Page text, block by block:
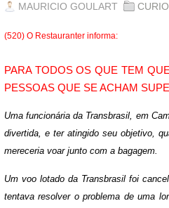
MAURICIO GOULART
(520) O Restauranter informa:
PARA TODOS OS QUE TEM
PESSOAS QUE SE ACHAM
Uma funcionária da Transbrasil, em
divertida, e ter atingido seu objetivo,
mereceria voar junto com a bagagem.
Um voo lotado da Transbrasil foi
tentava resolver o problema de uma